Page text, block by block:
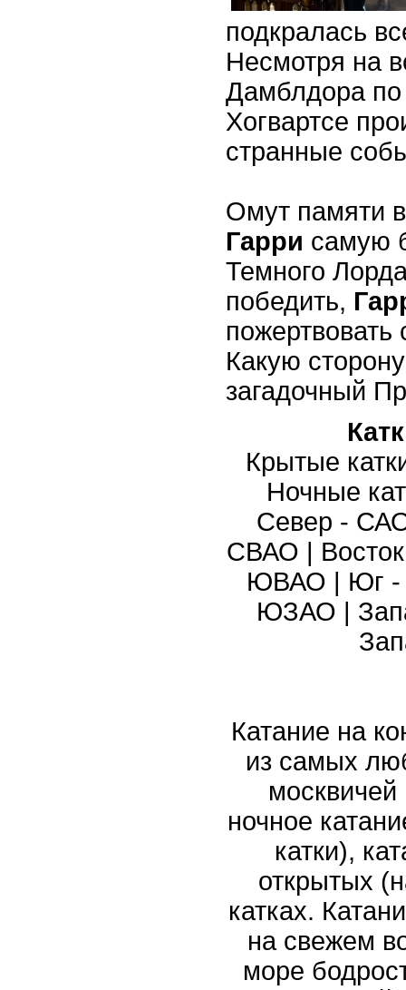
подкралась
Несмотря на
Дамблдора
Хогвартсе
странные
Омут памяти в
Гарри самую
Темного
победить,
Какую
загадочный
Крытые
Ночные
Север -
СВАО
ЮВАО
Юг
ЮЗАО
Катание на
из самых
ночное
катки),
открытых
катках.
на свежем
море